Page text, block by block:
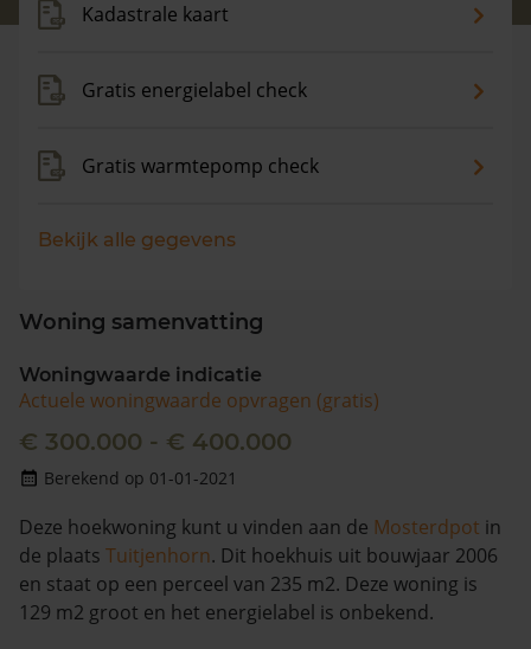
Kadastrale kaart
Gratis energielabel check
Gratis warmtepomp check
Bekijk alle gegevens
Woning samenvatting
Woningwaarde indicatie
Actuele woningwaarde opvragen (gratis)
€ 300.000 - € 400.000
Berekend op 01-01-2021
Deze hoekwoning kunt u vinden aan de Mosterdpot in
de plaats Tuitjenhorn. Dit hoekhuis uit bouwjaar 2006
en staat op een perceel van 235 m2. Deze woning is
129 m2 groot en het energielabel is onbekend.